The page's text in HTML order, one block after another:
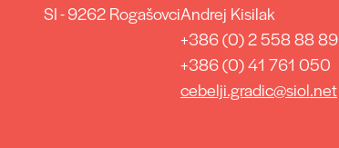
SI - 9262 RogašovciAndrej Kisilak
+386 (0) 2 558 88 89
+386 (0) 41 761 050
cebelji.gradic@siol.net